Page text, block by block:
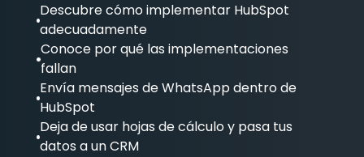
Descubre cómo implementar HubSpot
adecuadamente
Conoce por qué las implementaciones
fallan
Envía mensajes de WhatsApp dentro de
HubSpot
Deja de usar hojas de cálculo y pasa tus
datos a un CRM